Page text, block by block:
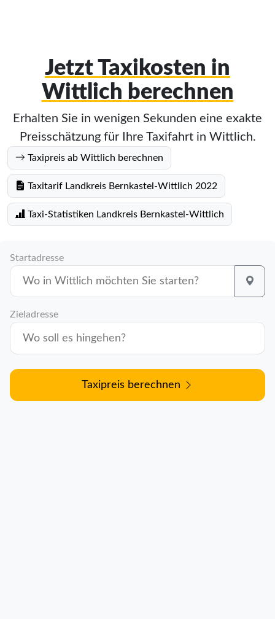
Jetzt Taxikosten in
Wittlich berechnen
Erhalten Sie in wenigen Sekunden eine exakte
Preisschätzung für Ihre Taxifahrt in Wittlich.
Taxipreis ab Wittlich berechnen
Taxitarif Landkreis Bernkastel-Wittlich 2022
Taxi-Statistiken Landkreis Bernkastel-Wittlich
Startadresse
Zieladresse
Taxipreis berechnen